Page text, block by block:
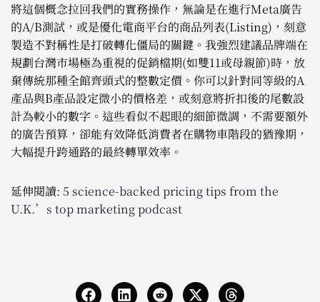
將這個概念拉回我們的實務操作，無論是在進行Meta廣告
的A/B測試，或是優化電商平台的商品列表(Listing)，刻意
製造不對稱性是打破轉化僵局的關鍵。我強烈建議品牌端在
規劃台灣市場極為重視的促銷檔期(如雙11或母親節)時，放
棄傳統那種全館齊頭式的整數定價。你可以針對同等級的A
產品與B產品設定微小的價格差，或刻意將折扣後的尾數設
計為較小的數字。這些看似不起眼的細節微調，不需要額外
的廣告預算，卻能有效降低消費者在購物車階段的猶豫期，
大幅提升跨通路的最終轉單效率。
延伸閱讀: 5 science-backed pricing tips from the
U.K.’s top marketing podcast